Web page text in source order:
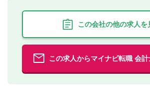
この会社の他の求人を
この求人からマイナビ転職 会